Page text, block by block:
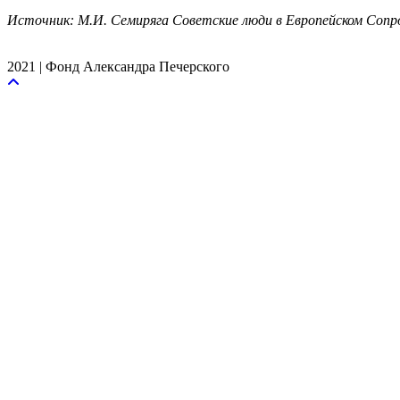
Источник: М.И. Семиряга Советские люди в Европейском
2021 | Фонд Александра Печерского